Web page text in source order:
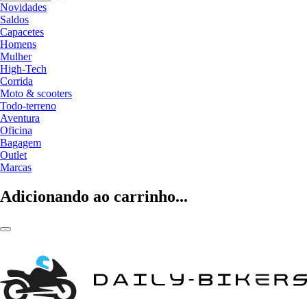
Novidades
Saldos
Capacetes
Homens
Mulher
High-Tech
Corrida
Moto & scooters
Todo-terreno
Aventura
Oficina
Bagagem
Outlet
Marcas
Adicionando ao carrinho...